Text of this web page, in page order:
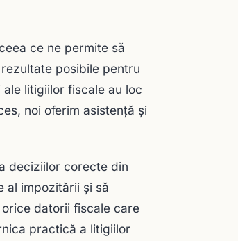
ce ne permite să
posibile pentru
litigiilor fiscale au loc
noi oferim asistență și
deciziilor corecte din
al impozitării și să
datorii fiscale care
practică a litigiilor